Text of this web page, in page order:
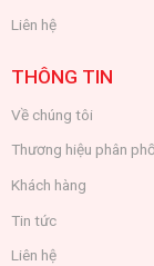
Liên hệ
THÔNG TIN
Về chúng tôi
Thương hiệu phân
Khách hàng
Tin tức
Liên hệ